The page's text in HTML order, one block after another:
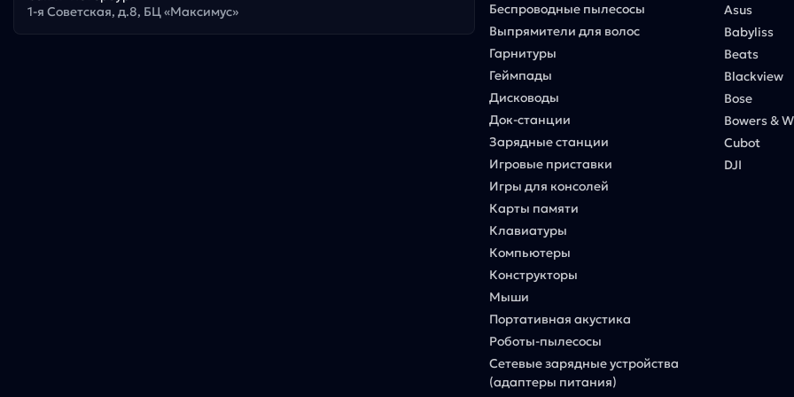
1-я Советская, д.8, БЦ «Максимус»
Беспроводные пылесосы
Выпрямители для волос
Гарнитуры
Геймпады
Дисководы
Док-станции
Зарядные станции
Игровые приставки
Игры для консолей
Карты памяти
Клавиатуры
Компьютеры
Конструкторы
Мыши
Портативная акустика
Роботы-пылесосы
Сетевые зарядные устройства
(адаптеры питания)
Asus
Babyliss
Beats
Blackview
Bose
Bowers &
Cubot
DJI